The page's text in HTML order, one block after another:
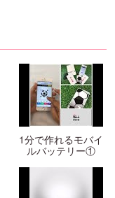
1分で作れるモバイ
ルバッテリー①